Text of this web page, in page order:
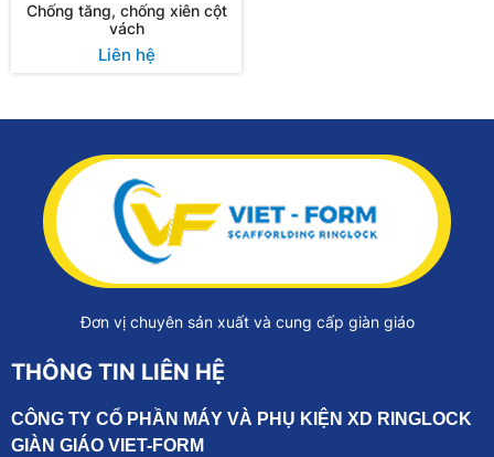
Chống tăng, chống xiên cột
vách
Liên hệ
Đơn vị chuyên sản xuất và cung cấp giàn giáo
THÔNG TIN LIÊN HỆ
CÔNG TY CỔ PHẦN MÁY VÀ PHỤ KIỆN XD RINGLOCK
GIÀN GIÁO VIET-FORM